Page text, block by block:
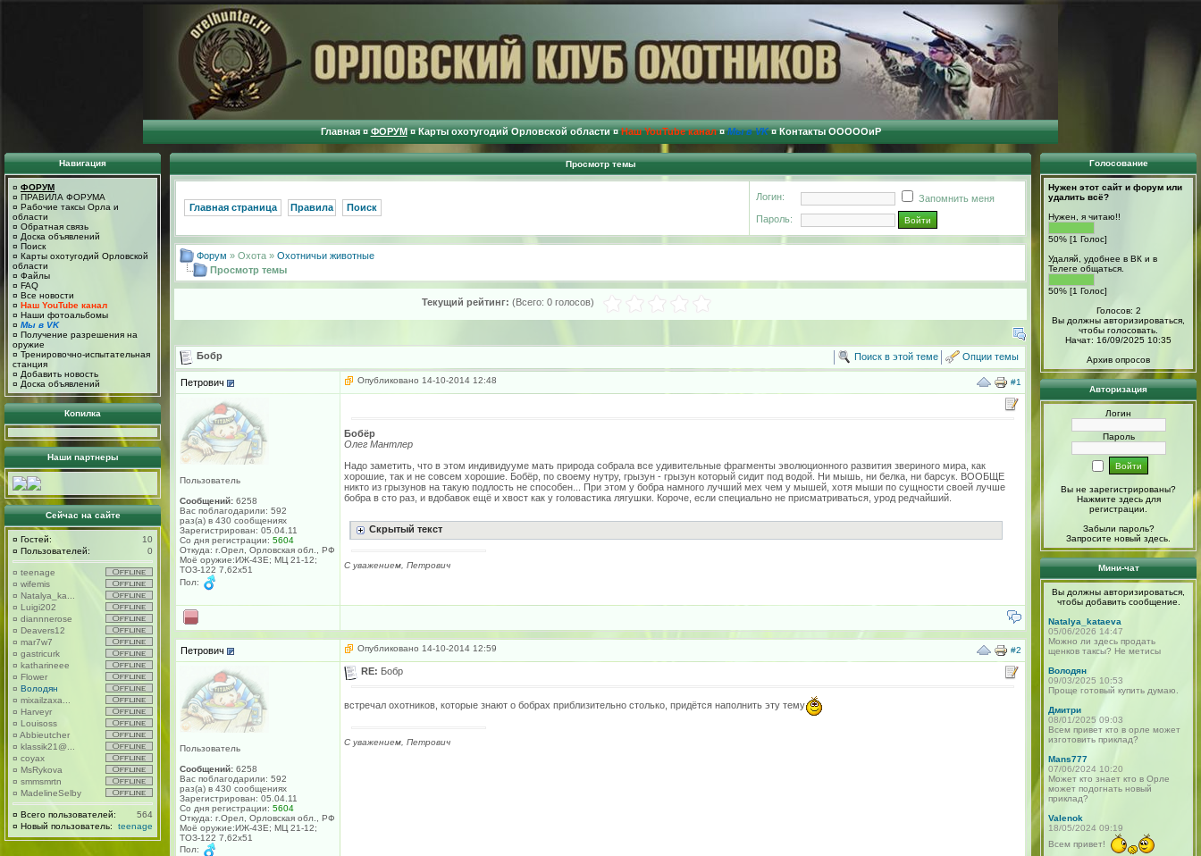
Главная ¤ ФОРУМ ¤ Карты охотугодий Орловской области ¤ Наш YouTube канал ¤ Мы в VK ¤ Контакты ОООООиР
Навигация
¤ ФОРУМ
¤ ПРАВИЛА ФОРУМА
¤ Рабочие таксы Орла и
области
¤ Обратная связь
¤ Доска объявлений
¤ Поиск
¤ Карты охотугодий Орловской
области
¤ Файлы
¤ FAQ
¤ Все новости
¤ Наш YouTube канал
¤ Наши фотоальбомы
¤ Мы в VK
¤ Получение разрешения на
оружие
¤ Тренировочно-испытательная
станция
¤ Добавить новость
¤ Доска объявлений
Копилка
Наши партнеры
Сейчас на сайте
¤ Гостей:
10
¤ Пользователей: 0
¤ teenage
¤ wifemis
¤ Natalya_ka...
¤ Luigi202
¤ diannnerose
¤ Deavers12
¤ mar7w7
¤ gastricurk
¤ katharineee
¤ Flower
¤ Володян
¤ mixailzaxa...
¤ Harveyr
¤ Louisoss
¤ Abbieutcher
¤ klassik21@...
¤ coyax
¤ MsRykova
¤ smmsmrtn
¤ MadelineSelby
¤ Всего пользователей:
564
¤ Новый пользователь: teenage
Просмотр темы
Главная страница Правила Поиск
Логин:
Запомнить меня
Пароль:
Форум » Охота » Охотничьи животные
Просмотр темы
Текущий рейтинг: (Всего: 0 голосов)
Поиск в этой теме Опции темы
Бобр
Петрович #1
Опубликовано 14-10-2014 12:48
Пользователь
Сообщений: 6258
Вас поблагодарили: 592
раз(а) в 430 сообщениях
Зарегистрирован: 05.04.11
Со дня регистрации: 5604
Откуда: г.Орел, Орловская обл., РФ
Моё оружие:ИЖ-43Е; МЦ 21-12;
ТОЗ-122 7,62х51
Пол:
Бобёр
Олег Мантлер
Надо заметить, что в этом индивидууме мать природа собрала все удивительные фрагменты эволюционного развития звериного мира, как
хорошие, так и не совсем хорошие. Бобёр, по своему нутру, грызун - грызун который сидит под водой. Ни мышь, ни белка, ни барсук. ВООБЩЕ
никто из грызунов на такую подлость не способен... При этом у бобра намного лучший мех чем у мышей, хотя мыши по сущности своей лучше
бобра в сто раз, и вдобавок ещё и хвост как у головастика лягушки. Короче, если специально не присматриваться, урод редчайший.
Скрытый текст
С уважением, Петрович
Петрович #2
Опубликовано 14-10-2014 12:59
Пользователь
Сообщений: 6258
Вас поблагодарили: 592
раз(а) в 430 сообщениях
Зарегистрирован: 05.04.11
Со дня регистрации: 5604
Откуда: г.Орел, Орловская обл., РФ
Моё оружие:ИЖ-43Е; МЦ 21-12;
ТОЗ-122 7,62х51
Пол:
RE: Бобр
встречал охотников, которые знают о бобрах приблизительно столько, придётся наполнить эту тему
С уважением, Петрович
Голосование
Нужен этот сайт и форум или
удалить всё?
Нужен, я читаю!!
50% [1 Голос]
Удаляй, удобнее в ВК и в
Телеге общаться.
50% [1 Голос]
Голосов: 2
Вы должны авторизироваться,
чтобы голосовать.
Начат: 16/09/2025 10:35
Архив опросов
Авторизация
Логин
Пароль
Вы не зарегистрированы?
Нажмите здесьдля
регистрации.
Забыли пароль?
Запросите новый здесь.
Мини-чат
Вы должны авторизироваться,
чтобы добавить сообщение.
Natalya_kataeva
05/06/2026 14:47
Можно ли здесь продать
щенков таксы? Не метисы
Володян
09/03/2025 10:53
Проще готовый купить думаю.
Дмитри
08/01/2025 09:03
Всем привет кто в орле может
изготовить приклад?
Mans777
07/06/2024 10:20
Может кто знает кто в Орле
может подогнать новый
приклад?
Valenok
18/05/2024 09:19
Всем привет!